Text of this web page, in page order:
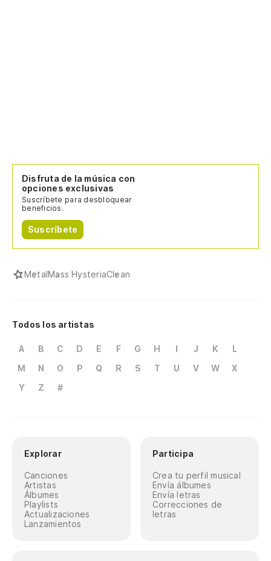
Disfruta de la música con
opciones exclusivas
Suscríbete para desbloquear
beneficios.
Suscríbete
MetalMass HysteriaClean
Todos los artistas
A B C D E F G H I J K
L
M
N O P Q R S T U V W
X
Y
Z #
Explorar
Canciones
Artistas
Álbumes
Playlists
Actualizaciones
Lanzamientos
Participa
Crea tu perfil musical
Envía álbumes
Envía letras
Correcciones de
letras